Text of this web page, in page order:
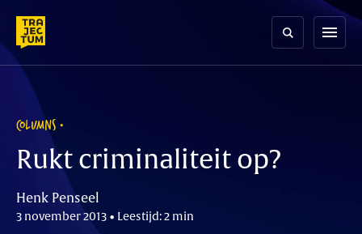
content
menu
COLUMNS
Rukt criminaliteit op?
Henk Penseel
3 november 2013 • Leestijd: 2 min